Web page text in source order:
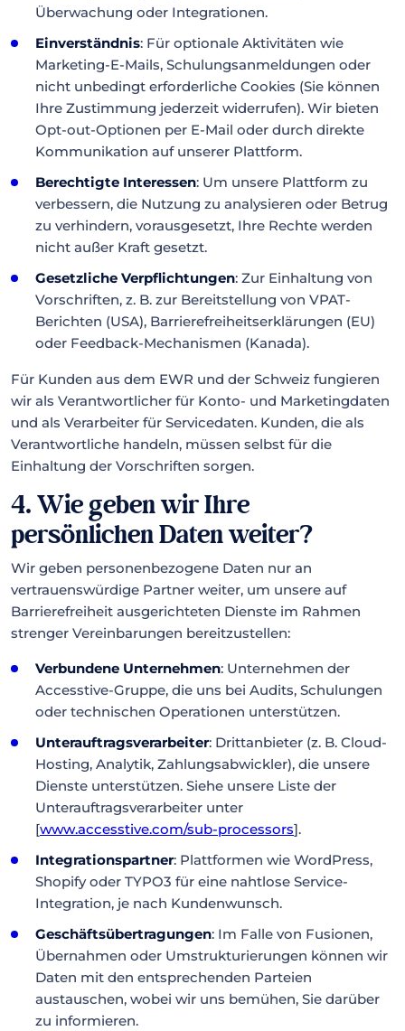
Überwachung oder Integrationen.
Einverständnis: Für optionale Aktivitäten wie
Marketing-E-Mails, Schulungsanmeldungen oder
nicht unbedingt erforderliche Cookies (Sie können
Ihre Zustimmung jederzeit widerrufen). Wir bieten
Opt-out-Optionen per E-Mail oder durch direkte
Kommunikation auf unserer Plattform.
Berechtigte Interessen: Um unsere Plattform zu
verbessern, die Nutzung zu analysieren oder Betrug
zu verhindern, vorausgesetzt, Ihre Rechte werden
nicht außer Kraft gesetzt.
Gesetzliche Verpflichtungen: Zur Einhaltung von
Vorschriften, z. B. zur Bereitstellung von VPAT-
Berichten (USA), Barrierefreiheitserklärungen (EU)
oder Feedback-Mechanismen (Kanada).
Für Kunden aus dem EWR und der Schweiz fungieren
wir als Verantwortlicher für Konto- und Marketingdaten
und als Verarbeiter für Servicedaten. Kunden, die als
Verantwortliche handeln, müssen selbst für die
Einhaltung der Vorschriften sorgen.
4. Wie geben wir Ihre
persönlichen Daten weiter?
Wir geben personenbezogene Daten nur an
vertrauenswürdige Partner weiter, um unsere auf
Barrierefreiheit ausgerichteten Dienste im Rahmen
strenger Vereinbarungen bereitzustellen:
Verbundene Unternehmen: Unternehmen der
Accesstive-Gruppe, die uns bei Audits, Schulungen
oder technischen Operationen unterstützen.
Unterauftragsverarbeiter: Drittanbieter (z. B. Cloud-
Hosting, Analytik, Zahlungsabwickler), die unsere
Dienste unterstützen. Siehe unsere Liste der
Unterauftragsverarbeiter unter
[www.accesstive.com/sub-processors].
Integrationspartner: Plattformen wie WordPress,
Shopify oder TYPO3 für eine nahtlose Service-
Integration, je nach Kundenwunsch.
Geschäftsübertragungen: Im Falle von Fusionen,
Übernahmen oder Umstrukturierungen können wir
Daten mit den entsprechenden Parteien
austauschen, wobei wir uns bemühen, Sie darüber
zu informieren.